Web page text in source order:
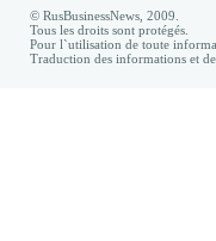
© RusBusinessNews, 2009.
Tous les droits sont protégés.
Pour l`utilisation de toute
Traduction des informations et